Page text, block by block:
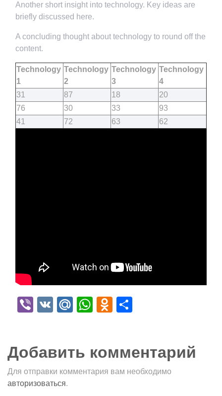
Another short insight into technology. Key ideas are
briefly discussed here.
A concluding thought about technology to round off the
content.
Technology
1
Technology
2
Technology
3
Technology
4
31
87 18
20
76
30 33
93
41
72 63 62
Viber
VK Mail.Ru
WhatsApp
Odnoklassniki
Добавить комментарий
Для отправки комментария вам необходимо
авторизоваться.